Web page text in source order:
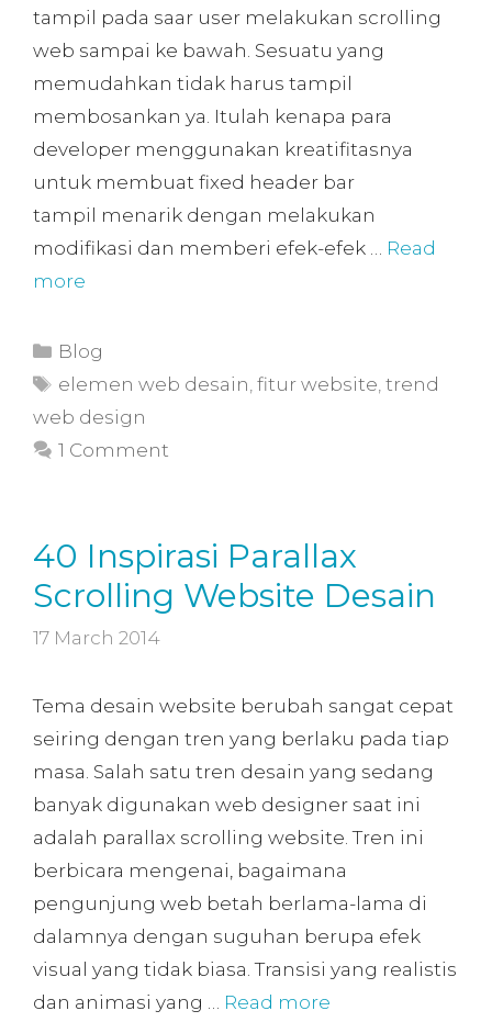
tampil pada saar user melakukan scrolling
web sampai ke bawah. Sesuatu yang
memudahkan tidak harus tampil
membosankan ya. Itulah kenapa para
developer menggunakan kreatifitasnya
untuk membuat fixed header bar
tampil menarik dengan melakukan
modifikasi dan memberi efek-efek … Read
more
Blog
elemen web desain ,fitur website ,trend
web design
1 Comment
40 Inspirasi Parallax
Scrolling Website Desain
17 March 2014
Tema desain website berubah sangat cepat
seiring dengan tren yang berlaku pada tiap
masa. Salah satu tren desain yang sedang
banyak digunakan web designer saat ini
adalah parallax scrolling website. Tren ini
berbicara mengenai, bagaimana
pengunjung web betah berlama-lama di
dalamnya dengan suguhan berupa efek
visual yang tidak biasa. Transisi yang realistis
dan animasi yang … Read more